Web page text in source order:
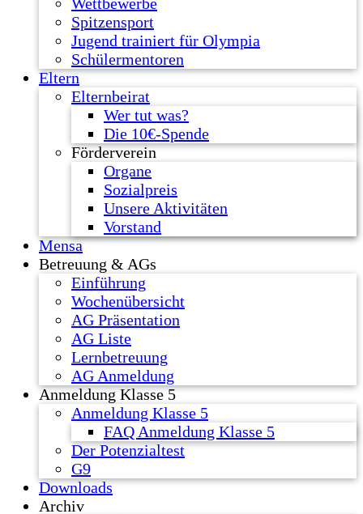
Spitzensport
Jugend trainiert für Olympia
Schülermentoren
Eltern
Elternbeirat
Wer tut was?
Die 10€-Spende
Förderverein
Organe
Sozialpreis
Unsere Aktivitäten
Vorstand
Mensa
Betreuung & AGs
Einführung
Wochenübersicht
AG Präsentation
AG Liste
Lernbetreuung
AG Anmeldung
Anmeldung Klasse 5
Anmeldung Klasse 5
FAQ Anmeldung Klasse 5
Der Potenzialtest
G9
Downloads
Archiv